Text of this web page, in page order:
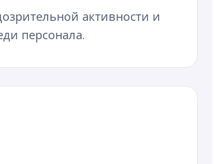
активности и
персонала.